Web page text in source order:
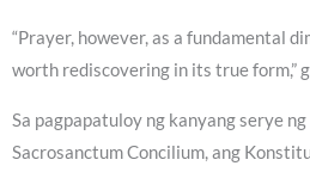
“Prayer, however, as a fundamental
worth rediscovering in its true form,”
Sa pagpapatuloy ng kanyang serye
Sacrosanctum Concilium, ang